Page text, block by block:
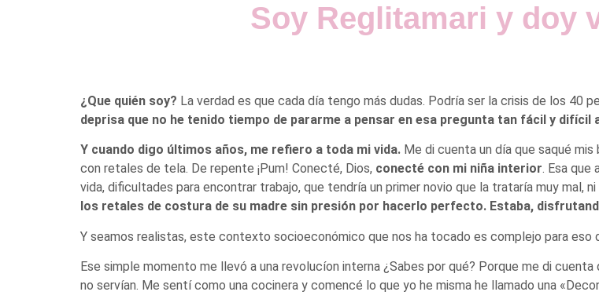
Soy Reglitamari y doy
¿Que quién soy? La verdad es que cada día tengo más dudas. Podría ser la crisis de los 40
deprisa que no he tenido tiempo de pararme a pensar en esa pregunta tan fácil y difícil
Y cuando digo últimos años, me refiero a toda mi vida. Me di cuenta un día que saqué
con retales de tela. De repente ¡Pum! Conecté, Dios, conecté con mi niña interior. Esa que
vida, dificultades para encontrar trabajo, que tendría un primer novio que la trataría muy mal,
los retales de costura de su madre sin presión por hacerlo perfecto. Estaba,
Y seamos realistas, este contexto socioeconómico que nos ha tocado es complejo para eso
Ese simple momento me llevó a una revolucíon interna ¿Sabes por qué? Porque me di
no servían. Me sentí como una cocinera y comencé lo que yo he misma he llamado una